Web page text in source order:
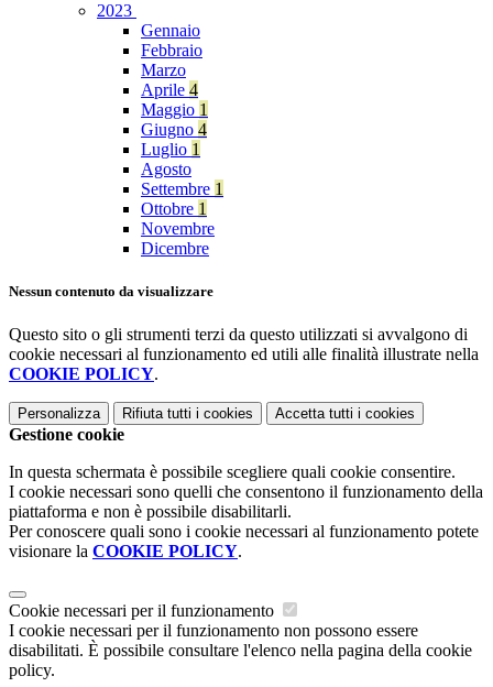
2023
Gennaio
Febbraio
Marzo
Aprile 4
Maggio 1
Giugno 4
Luglio 1
Agosto
Settembre 1
Ottobre 1
Novembre
Dicembre
Nessun contenuto da visualizzare
Questo sito o gli strumenti terzi da questo utilizzati si avvalgono di
cookie necessari al funzionamento ed utili alle finalità illustrate nella
COOKIE POLICY.
Personalizza Rifiuta tutti i cookies Accetta tutti i cookies
Gestione cookie
In questa schermata è possibile scegliere quali cookie consentire.
I cookie necessari sono quelli che consentono il funzionamento della
piattaforma e non è possibile disabilitarli.
Per conoscere quali sono i cookie necessari al funzionamento potete
visionare la COOKIE POLICY.
Cookie necessari per il funzionamento
I cookie necessari per il funzionamento non possono essere
disabilitati. È possibile consultare l'elenco nella pagina della cookie
policy.